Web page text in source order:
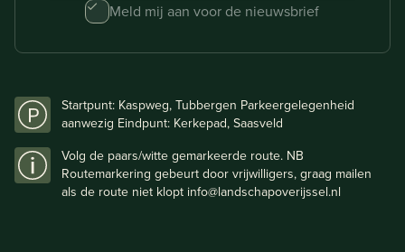
Meld mij aan voor de nieuwsbrief
Startpunt: Kaspweg, Tubbergen Parkeergelegenheid
aanwezig Eindpunt: Kerkepad, Saasveld
Volg de paars/witte gemarkeerde route. NB
Routemarkering gebeurt door vrijwilligers, graag mailen
als de route niet klopt info@landschapoverijssel.nl